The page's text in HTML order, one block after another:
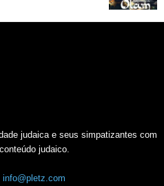
judaica e seus simpatizantes com
judaico.
info@pletz.com